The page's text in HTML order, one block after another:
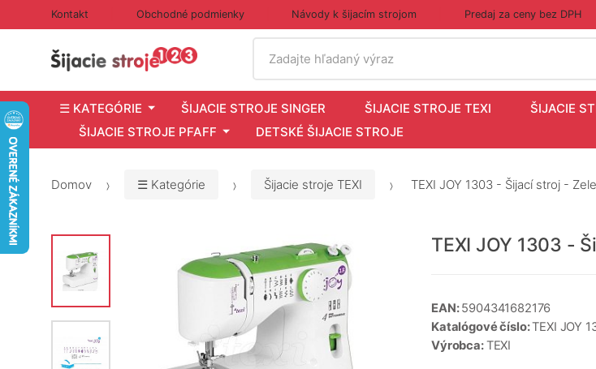
Kontakt Obchodné podmienky Návody k šijacím strojom Predaj za ceny bez DPH
Zadajte hľadaný výraz
☰ KATEGÓRIE ŠIJACIE STROJE SINGER ŠIJACIE STROJE TEXI ŠIJACIE
ŠIJACIE STROJE PFAFF
DETSKÉ ŠIJACIE STROJE
Domov ☰ Kategórie Šijacie stroje TEXI TEXI JOY 1303 - Šijací stroj -
TEXI JOY 1303 -
EAN:5904341682176
Katalógové číslo:TEXI JOY
Výrobca:TEXI